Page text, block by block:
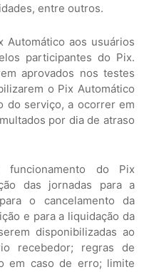
entre outros.
Automático aos usuários
participantes do Pix.
aprovados nos testes
o Pix Automático
do serviço, a ocorrer em
por dia de atraso
do Pix
das jornadas para a
o cancelamento da
e para a liquidação da
disponibilizadas ao
recebedor; regras de
em caso de erro; limite